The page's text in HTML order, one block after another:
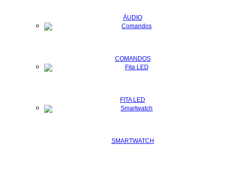
ÁUDIO
COMANDOS
FITA LED
SMARTWATCH